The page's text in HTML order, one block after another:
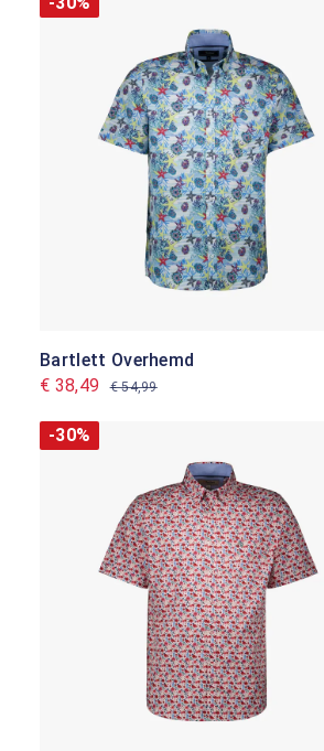
Bartlett Overhemd
€ 38,49
€ 54,99
-30%